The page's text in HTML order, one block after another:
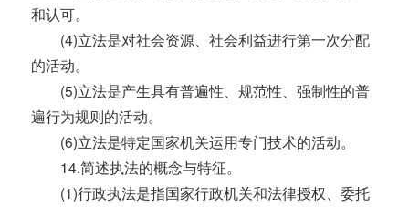
和认可。
(4)立法是对社会资源、社会利益进行第一次分配
的活动。
(5)立法是产生具有普遍性、规范性、强制性的普
遍行为规则的活动。
(6)立法是特定国家机关运用专门技术的活动。
14.简述执法的概念与特征。
(1)行政执法是指国家行政机关和法律授权、委托